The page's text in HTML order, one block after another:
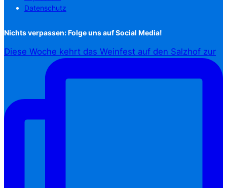
Datenschutz
Nichts verpassen: Folge uns auf Social Media!
Diese Woche kehrt das Weinfest auf den Salzhof zur